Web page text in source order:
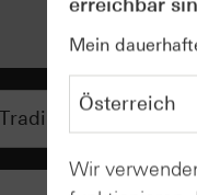
Mein
Wir